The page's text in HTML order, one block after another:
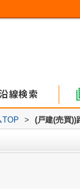
建て
ション
土地
TOP > (戸建(売買))